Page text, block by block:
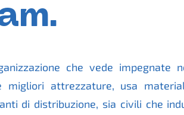
che vede impegnate
migliori attrezzature, usa
di distribuzione, sia civili che